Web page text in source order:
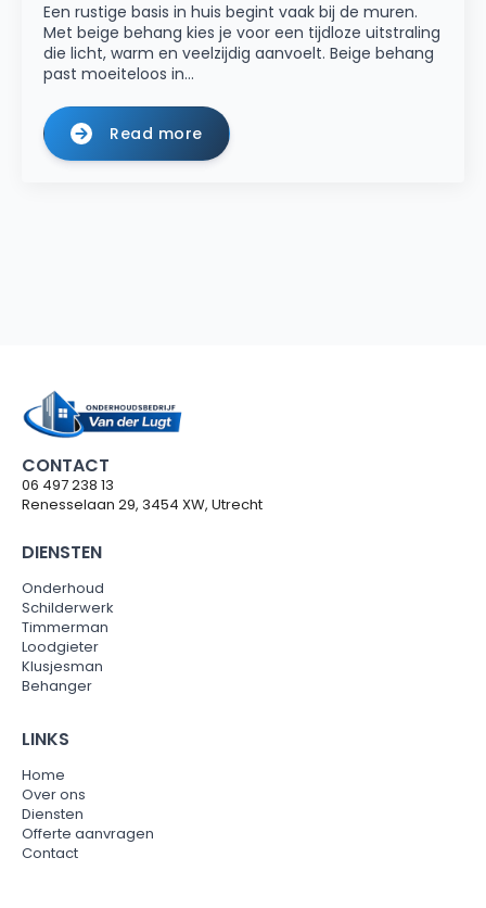
Een rustige basis in huis begint vaak bij de muren.
Met beige behang kies je voor een tijdloze uitstraling
die licht, warm en veelzijdig aanvoelt. Beige behang
past moeiteloos in…
Read more
CONTACT
06 497 238 13
Renesselaan 29, 3454 XW, Utrecht
DIENSTEN
Onderhoud
Schilderwerk
Timmerman
Loodgieter
Klusjesman
Behanger
LINKS
Home
Over ons
Diensten
Offerte aanvragen
Contact